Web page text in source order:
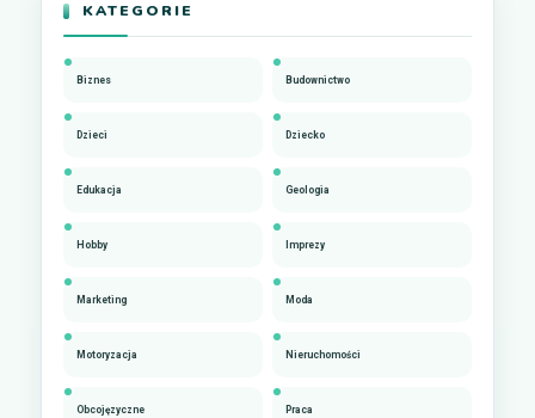
KATEGORIE
Biznes Budownictwo
Dzieci Dziecko
Edukacja Geologia
Hobby Imprezy
Marketing Moda
Motoryzacja Nieruchomości
Obcojęzyczne Praca